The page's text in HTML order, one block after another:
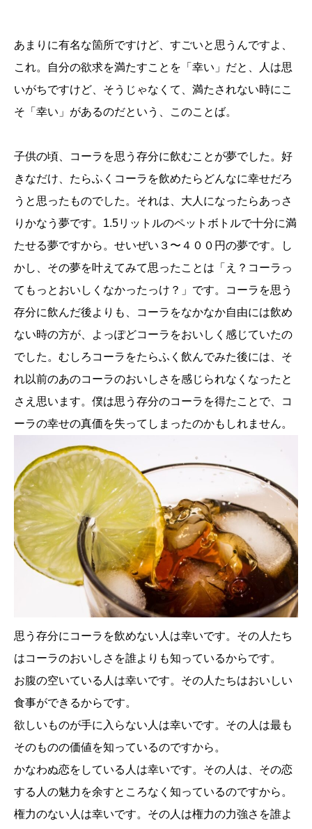
あまりに有名な箇所ですけど、すごいと思うんですよ、
これ。自分の欲求を満たすことを「幸い」だと、人は思
いがちですけど、そうじゃなくて、満たされない時にこ
そ「幸い」があるのだという、このことば。
子供の頃、コーラを思う存分に飲むことが夢でした。好
きなだけ、たらふくコーラを飲めたらどんなに幸せだろ
うと思ったものでした。それは、大人になったらあっさ
りかなう夢です。1.5リットルのペットボトルで十分に満
たせる夢ですから。せいぜい３〜４００円の夢です。し
かし、その夢を叶えてみて思ったことは「え？コーラっ
てもっとおいしくなかったっけ？」です。コーラを思う
存分に飲んだ後よりも、コーラをなかなか自由には飲め
ない時の方が、よっぽどコーラをおいしく感じていたの
でした。むしろコーラをたらふく飲んでみた後には、そ
れ以前のあのコーラのおいしさを感じられなくなったと
さえ思います。僕は思う存分のコーラを得たことで、コ
ーラの幸せの真価を失ってしまったのかもしれません。
思う存分にコーラを飲めない人は幸いです。その人たち
はコーラのおいしさを誰よりも知っているからです。
お腹の空いている人は幸いです。その人たちはおいしい
食事ができるからです。
欲しいものが手に入らない人は幸いです。その人は最も
そのものの価値を知っているのですから。
かなわぬ恋をしている人は幸いです。その人は、その恋
する人の魅力を余すところなく知っているのですから。
権力のない人は幸いです。その人は権力の力強さを誰よ